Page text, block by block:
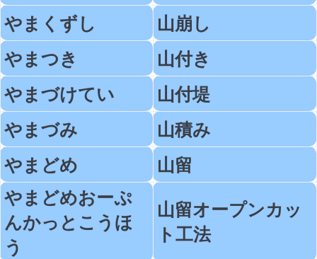
やまくずし
山崩し
やまつき
山付き
やまづけてい
山付堤
やまづみ
山積み
やまどめ
山留
やまどめおーぷ
んかっとこうほ
う
山留オープンカッ
ト工法